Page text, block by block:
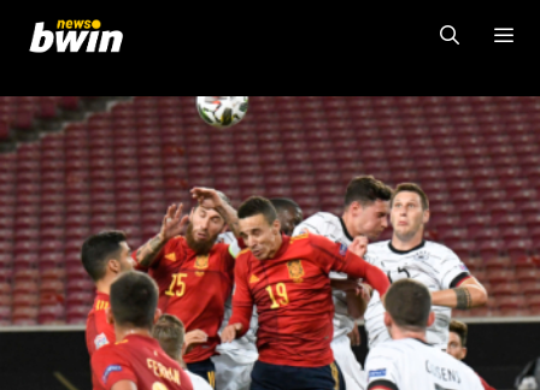
contenuto
MENU